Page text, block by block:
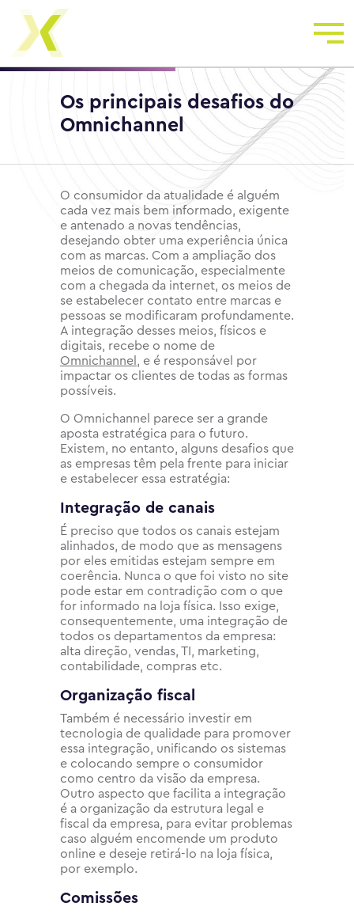
Os principais desafios do
Omnichannel
O consumidor da atualidade é alguém
cada vez mais bem informado, exigente
e antenado a novas tendências,
desejando obter uma experiência única
com as marcas. Com a ampliação dos
meios de comunicação, especialmente
com a chegada da internet, os meios de
se estabelecer contato entre marcas e
pessoas se modificaram profundamente.
A integração desses meios, físicos e
digitais, recebe o nome de
Omnichannel , e é responsável por
impactar os clientes de todas as formas
possíveis.
O Omnichannel parece ser a grande
aposta estratégica para o futuro.
Existem, no entanto, alguns desafios que
as empresas têm pela frente para iniciar
e estabelecer essa estratégia:
Integração de canais
É preciso que todos os canais estejam
alinhados, de modo que as mensagens
por eles emitidas estejam sempre em
coerência. Nunca o que foi visto no site
pode estar em contradição com o que
for informado na loja física. Isso exige,
consequentemente, uma integração de
todos os departamentos da empresa:
alta direção, vendas, TI, marketing,
contabilidade, compras etc.
Organização fiscal
Também é necessário investir em
tecnologia de qualidade para promover
essa integração, unificando os sistemas
e colocando sempre o consumidor
como centro da visão da empresa.
Outro aspecto que facilita a integração
é a organização da estrutura legal e
fiscal da empresa, para evitar problemas
caso alguém encomende um produto
online e deseje retirá-lo na loja física,
por exemplo.
Comissões